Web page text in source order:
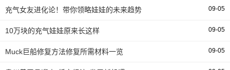
角的标记，就能够获与整原书的内容，点到哪里，点读笔就
会读出相应的内容。并且点击天空，还能听到风的声音，彻
充气女友进化论！带你领略娃娃的未来趋势 09-05
10万块的充气娃娃原来长这样 09-05
Muck巨船修复方法修复所需材料一览 09-05